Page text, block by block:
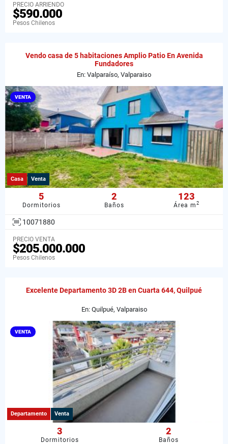
PRECIO ARRIENDO
$590.000
Pesos Chilenos
Vendo casa de 5 habitaciones Amplio Patio En Avenida
Fundadores
En: Valparaíso, Valparaiso
VENTA
Casa Venta
5
Dormitorios
2
Baños
123
Área m2
10071880
PRECIO VENTA
$205.000.000
Pesos Chilenos
Excelente Departamento 3D 2B en Cuarta 644, Quilpué
En: Quilpué, Valparaiso
VENTA
Departamento Venta
3
Dormitorios
2
Baños